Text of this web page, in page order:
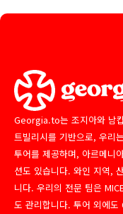
Georgia.to는 조지아와 남
트빌리시를 기반으로, 우리
투어를 제공하며, 아르메니
션도 있습니다. 와인 지역,
니다. 우리의 전문 팀은
도 관리합니다. 투어 외에